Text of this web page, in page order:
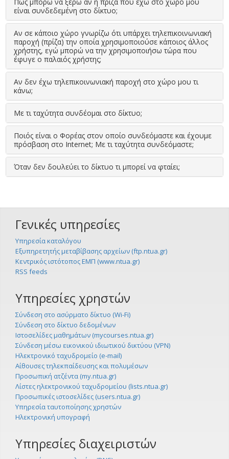
είναι συνδεδεμένη στο δίκτυο;
Αν σε κάποιο χώρο γνωρίζω ότι υπάρχει τηλεπικοινωνιακή
παροχή (πρίζα) την οποία χρησιμοποιούσε κάποιος άλλος
χρήστης, εγώ μπορώ να την χρησιμοποιήσω τώρα που
έφυγε ο παλαιός χρήστης;
Αν δεν έχω τηλεπικοινωνιακή παροχή στο χώρο μου τι
κάνω;
Με τι ταχύτητα συνδέομαι στο δίκτυο;
Ποιός είναι ο Φορέας στον οποίο συνδεόμαστε και έχουμε
πρόσβαση στο Internet; Με τι ταχύτητα συνδεόμαστε;
Όταν δεν δουλεύει το δίκτυο τι μπορεί να φταίει;
Γενικές υπηρεσίες
Υπηρεσία καταλόγου
Εξυπηρετητής μεταβίβασης αρχείων (ftp.ntua.gr)
Κεντρικός ιστότοπος ΕΜΠ (www.ntua.gr)
RSS feeds
Υπηρεσίες χρηστών
Σύνδεση στο ασύρματο δίκτυο (Wi-Fi)
Σύνδεση στο δίκτυο δεδομένων
Ιστοσελίδες μαθημάτων (mycourses.ntua.gr)
Σύνδεση μέσω εικονικού ιδιωτικού δικτύου (VPN)
Ηλεκτρονικό ταχυδρομείο (e-mail)
Αίθουσες τηλεκπαίδευσης και πολυμέσων
Προσωπική ατζέντα (my.ntua.gr)
Λίστες ηλεκτρονικού ταχυδρομείου (lists.ntua.gr)
Προσωπικές ιστοσελίδες (users.ntua.gr)
Υπηρεσία ταυτοποίησης χρηστών
Ηλεκτρονική υπογραφή
Υπηρεσίες διαχειριστών